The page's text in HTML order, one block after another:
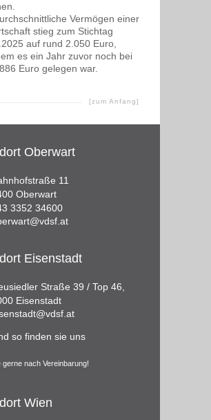
Vermögen einer
stieg zum Stichtag
auf rund 2.050 Euro,
es ein Jahr zuvor noch bei
Euro gelegen war.
[zum Anfang]
Oberwart
11
Oberwart
3352 34600
Eisenstadt
Straße 39 / Top 46,
Eisenstadt
so finden sie uns
gerne nach Vereinbarung!
Wien